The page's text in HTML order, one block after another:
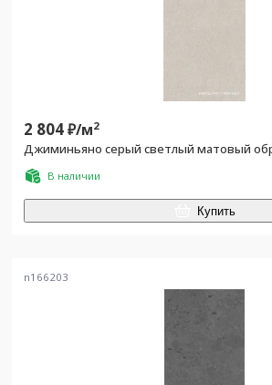
2 804₽/м2
Джиминьяно серый светлый матовый
В наличии
Купить
n166203